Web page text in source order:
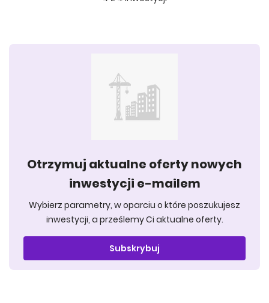
Otrzymuj aktualne oferty nowych
inwestycji e-mailem
Wybierz parametry, w oparciu o które poszukujesz
inwestycji, a prześlemy Ci aktualne oferty.
Subskrybuj